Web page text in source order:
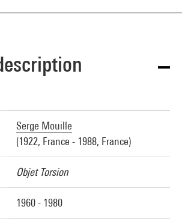
Serge Mouille
(1922, France - 1988, France)
Objet Torsion
1960 - 1980